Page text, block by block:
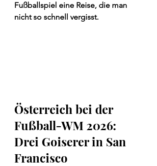
Fußballspiel eine Reise, die man
nicht so schnell vergisst.
Österreich bei der
Fußball-WM 2026:
Drei Goiserer in San
Francisco